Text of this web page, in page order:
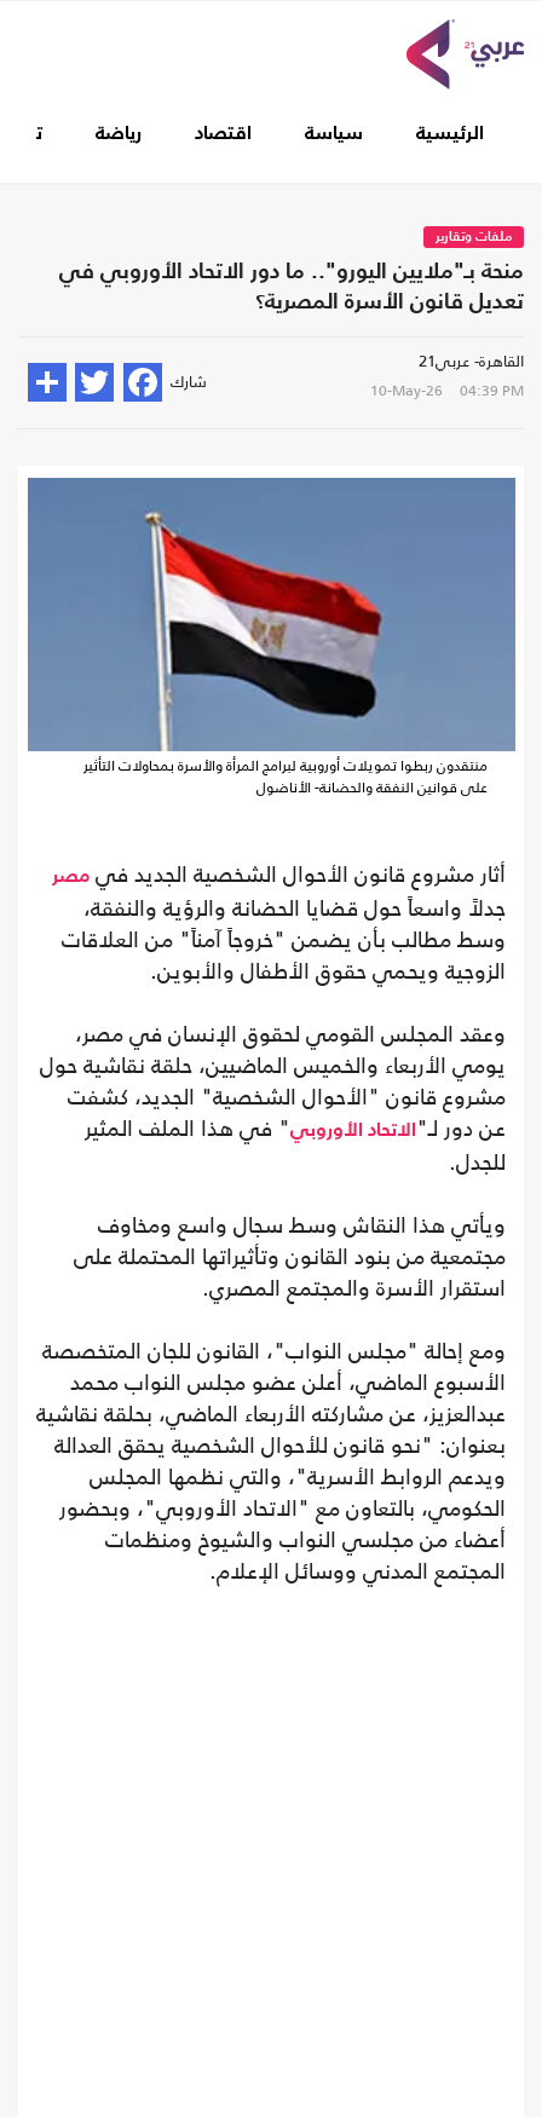
الرئيسية سياسة اقتصاد رياضة
ملفات وتقارير
منحة بـ"ملايين اليورو".. ما دور الاتحاد الأوروبي في
تعديل قانون الأسرة المصرية؟
القاهرة- عربي21
10-May-26 04:39 PM شارك
منتقدون ربطوا تمويلات أوروبية لبرامج المرأة والأسرة بمحاولات التأثير
على قوانين النفقة والحضانة- الأناضول
أثار مشروع قانون الأحوال الشخصية الجديد في مصر
جدلاً واسعاً حول قضايا الحضانة والرؤية والنفقة،
وسط مطالب بأن يضمن "خروجاً آمناً" من العلاقات
الزوجية ويحمي حقوق الأطفال والأبوين.
وعقد المجلس القومي لحقوق الإنسان في مصر،
يومي الأربعاء والخميس الماضيين، حلقة نقاشية حول
مشروع قانون "الأحوال الشخصية" الجديد، كشفت
عن دور لـ"الاتحاد الأوروبي" في هذا الملف المثير
للجدل.
ويأتي هذا النقاش وسط سجال واسع ومخاوف
مجتمعية من بنود القانون وتأثيراتها المحتملة على
استقرار الأسرة والمجتمع المصري.
ومع إحالة "مجلس النواب"، القانون للجان المتخصصة
الأسبوع الماضي، أعلن عضو مجلس النواب محمد
عبدالعزيز، عن مشاركته الأربعاء الماضي، بحلقة نقاشية
بعنوان: "نحو قانون للأحوال الشخصية يحقق العدالة
ويدعم الروابط الأسرية"، والتي نظمها المجلس
الحكومي، بالتعاون مع "الاتحاد الأوروبي"، وبحضور
أعضاء من مجلسي النواب والشيوخ ومنظمات
المجتمع المدني ووسائل الإعلام.